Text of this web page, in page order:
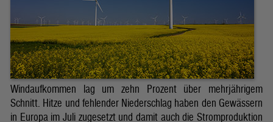
Windaufkommen lag um zehn Prozent über mehrjährigem
Schnitt. Hitze und fehlender Niederschlag haben den Gewässern
in Europa im Juli zugesetzt und damit auch die Stromproduktion